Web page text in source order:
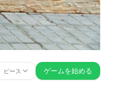
ピース
ゲームを始める